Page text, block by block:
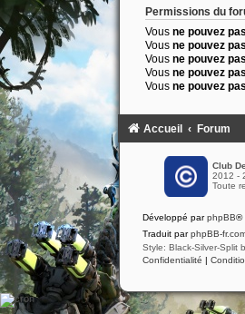
Permissions du
Vous ne pouvez pas
Vous ne pouvez pas
Vous ne pouvez pas
Vous ne pouvez pas
Vous ne pouvez pas
Accueil Forum
Club
2012 -
Toute
Développé parphpBB®
Traduit parphpBB-
Style: Black-Silver-Split
Confidentialité |